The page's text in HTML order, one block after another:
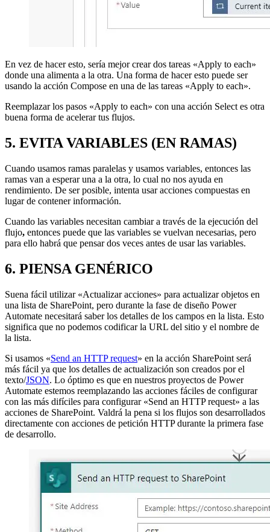
En vez de hacer esto, sería mejor crear dos tareas «Apply to each»
donde una alimenta a la otra. Una forma de hacer esto puede ser
usando la acción Compose en una de las tareas «Apply to each».
Reemplazar los pasos «Apply to each» con una acción Select es otra
buena forma de acelerar tus flujos.
5. EVITA VARIABLES (EN RAMAS)
Cuando usamos ramas paralelas y usamos variables, entonces las
ramas van a esperar una a la otra, lo cual no nos ayuda en
rendimiento. De ser posible, intenta usar acciones compuestas en
lugar de contener información.
Cuando las variables necesitan cambiar a través de la ejecución del
flujo, entonces puede que las variables se vuelvan necesarias, pero
para ello habrá que pensar dos veces antes de usar las variables.
6. PIENSA GENÉRICO
Suena fácil utilizar «Actualizar acciones» para actualizar objetos en
una lista de SharePoint, pero durante la fase de diseño Power
Automate necesitará saber los detalles de los campos en la lista. Esto
significa que no podemos codificar la URL del sitio y el nombre de
la lista.
Si usamos «Send an HTTP request» en la acción SharePoint será
más fácil ya que los detalles de actualización son creados por el
texto/JSON. Lo óptimo es que en nuestros proyectos de Power
Automate estemos reemplazando las acciones fáciles de configurar
con las más difíciles para configurar «Send an HTTP request» a las
acciones de SharePoint. Valdrá la pena si los flujos son desarrollados
directamente con acciones de petición HTTP durante la primera fase
de desarrollo.